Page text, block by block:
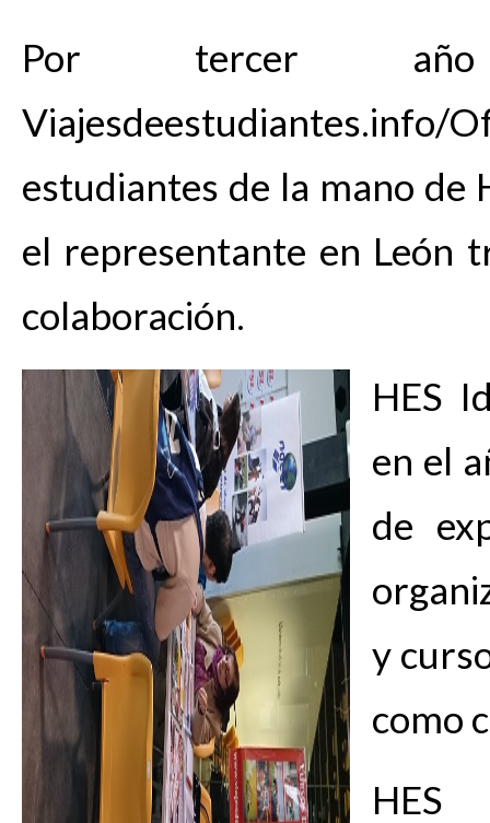
Por tercer año
Viajesdeestudiantes.info/
estudiantes de la mano de
el representante en León
colaboración.
HES
en el
de
y
como